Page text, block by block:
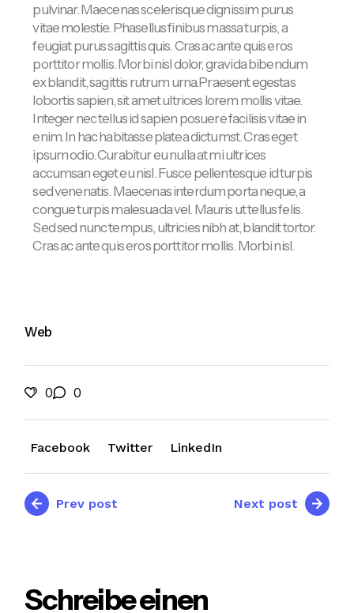
pulvinar. Maecenas scelerisque dignissim purus
vitae molestie. Phasellus finibus massa turpis, a
feugiat purus sagittis quis. Cras ac ante quis eros
porttitor mollis. Morbi nisl dolor, gravida bibendum
ex blandit, sagittis rutrum urna.Praesent egestas
lobortis sapien, sit amet ultrices lorem mollis vitae.
Integer nec tellus id sapien posuere facilisis vitae in
enim. In hac habitasse platea dictumst. Cras eget
ipsum odio. Curabitur eu nulla at mi ultrices
accumsan eget eu nisl. Fusce pellentesque id turpis
sed venenatis. Maecenas interdum porta neque, a
congue turpis malesuada vel. Mauris ut tellus felis.
Sed sed nunc tempus, ultricies nibh at, blandit tortor.
Cras ac ante quis eros porttitor mollis. Morbi nisl.
Web
0 0
Facebook Twitter LinkedIn
Prev post Next post
Schreibe einen